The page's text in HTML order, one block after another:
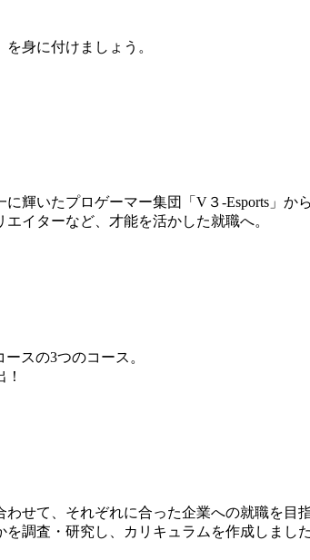
身に付けましょう。
輝いたプロゲーマー集団「V３-Esports」か
イターなど、才能を活かした就職へ。
スの3つのコース。
せて、それぞれに合った企業への就職を
調査・研究し、カリキュラムを作成しました